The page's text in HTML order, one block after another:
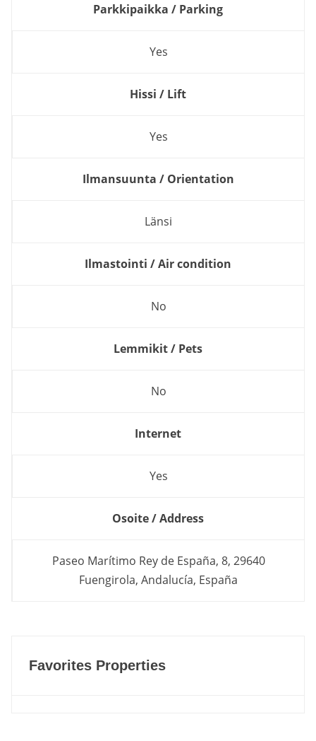
Parkkipaikka / Parking
Yes
Hissi / Lift
Yes
Ilmansuunta / Orientation
Länsi
Ilmastointi / Air condition
No
Lemmikit / Pets
No
Internet
Yes
Osoite / Address
Paseo Marítimo Rey de España, 8, 29640
Fuengirola, Andalucía, España
Favorites Properties